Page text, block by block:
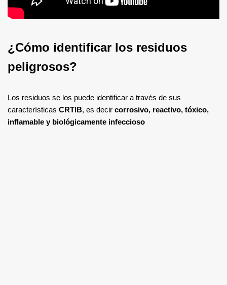
¿Cómo identificar los residuos
peligrosos?
Los residuos se los puede identificar a través de sus
características CRTIB, es decir corrosivo, reactivo, tóxico,
inflamable y biológicamente infeccioso